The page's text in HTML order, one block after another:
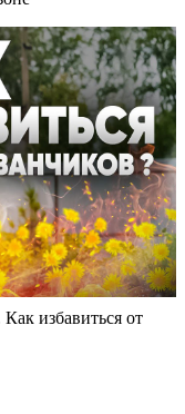
избавиться от